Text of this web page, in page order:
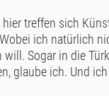
treffen sich
ich natürlich
Sogar in die
glaube ich. Und